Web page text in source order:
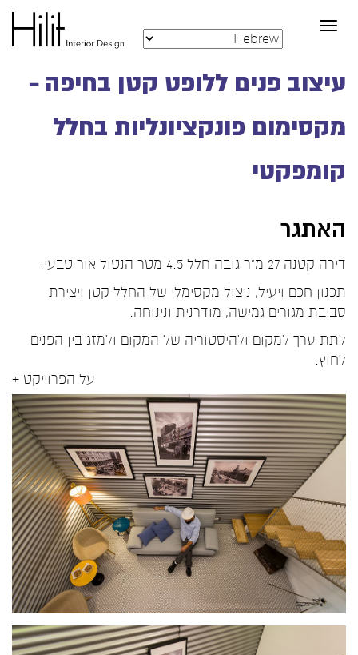
Toggle
navigation
עיצוב פנים ללופט קטן בחיפה –
מקסימום פונקציונליות בחלל
קומפקטי
האתגר
דירה קטנה 27 מ"ר גובה חלל 4.5 מטר הנטול אור טבעי.
תכנון חכם ויעיל, ניצול מקסימלי של החלל קטן ויצירת
סביבת מגורים גמישה, מודרנית ונינוחה.
לתת ערך למקום ולהיסטוריה של המקום ולמזג בין הפנים
לחוץ.
על הפרוייקט +